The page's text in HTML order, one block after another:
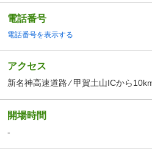
電話番号
電話番号を表示する
アクセス
新名神高速道路 ⁄ 甲賀土山ICから
開場時間
-